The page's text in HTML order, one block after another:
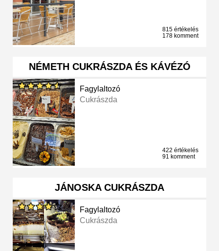
815 értékelés
178 komment
NÉMETH CUKRÁSZDA ÉS KÁVÉZÓ
Fagylaltozó
Cukrászda
422 értékelés
91 komment
JÁNOSKA CUKRÁSZDA
Fagylaltozó
Cukrászda